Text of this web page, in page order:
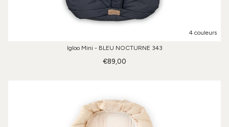
4 couleurs
Igloo Mini - BLEU NOCTURNE 343
€89,00